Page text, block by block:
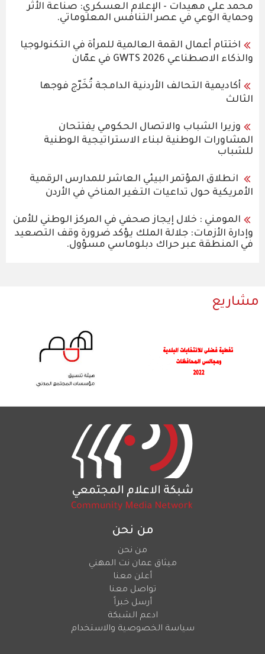
محمد علي مهيدات - الإعلام العسكري: صناعة الأثر
وحماية الوعي في عصر التنافس المعلوماتي.
اختتام أعمال القمة العالمية للمرأة في التكنولوجيا
والذكاء الاصطناعي GWTS 2026 في عمّان
أكاديمية التحالف الأردنية الدامجة تُخَرّج فوجها
الثالث
وزيرا الشباب والاتصال الحكومي يفتتحان
المشاورات الوطنية لبناء الاستراتيجية الوطنية
للشباب
انطلاق المؤتمر البيئي العاشر للمدارس الرقمية
الأمريكية حول تداعيات التغير المناخي في الأردن
المومني : خلال إيجاز صحفي في المركز الوطني للأمن
وإدارة الأزمات: جلالة الملك يؤكد ضرورة وقف التصعيد
في المنطقة عبر حراك دبلوماسي مسؤول.
مشاريع
من نحن
من نحن
ميثاق عمان نت المهني
أعلن معنا
تواصل معنا
أرسل خبراً
ادعم الشبكة
سياسة الخصوصية والاستخدام